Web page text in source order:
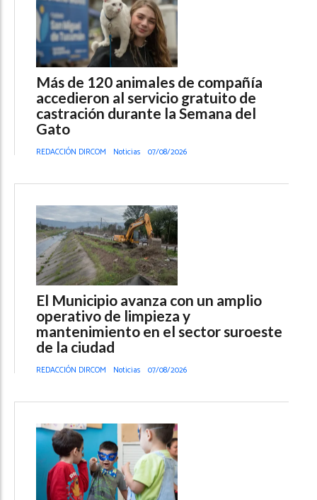
Más de 120 animales de compañía
accedieron al servicio gratuito de
castración durante la Semana del
Gato
REDACCIÓN DIRCOM Noticias 07/08/2026
El Municipio avanza con un amplio
operativo de limpieza y
mantenimiento en el sector suroeste
de la ciudad
REDACCIÓN DIRCOM Noticias 07/08/2026